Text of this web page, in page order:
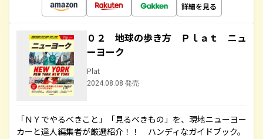
詳細を見る
０２ 地球の歩き方 Ｐｌａｔ ニュ
ーヨーク
Plat
2024.08.08 発売
「ＮＹでやるべきこと」「見るべきもの」を、現地ニューヨー
カーと達人編集者が厳選紹介！！ ハンディなガイドブック。